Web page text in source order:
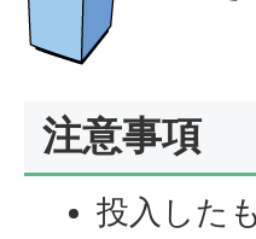
注意事項
投入した